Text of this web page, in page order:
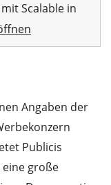
Scalable in
Angaben der
Publicis
große